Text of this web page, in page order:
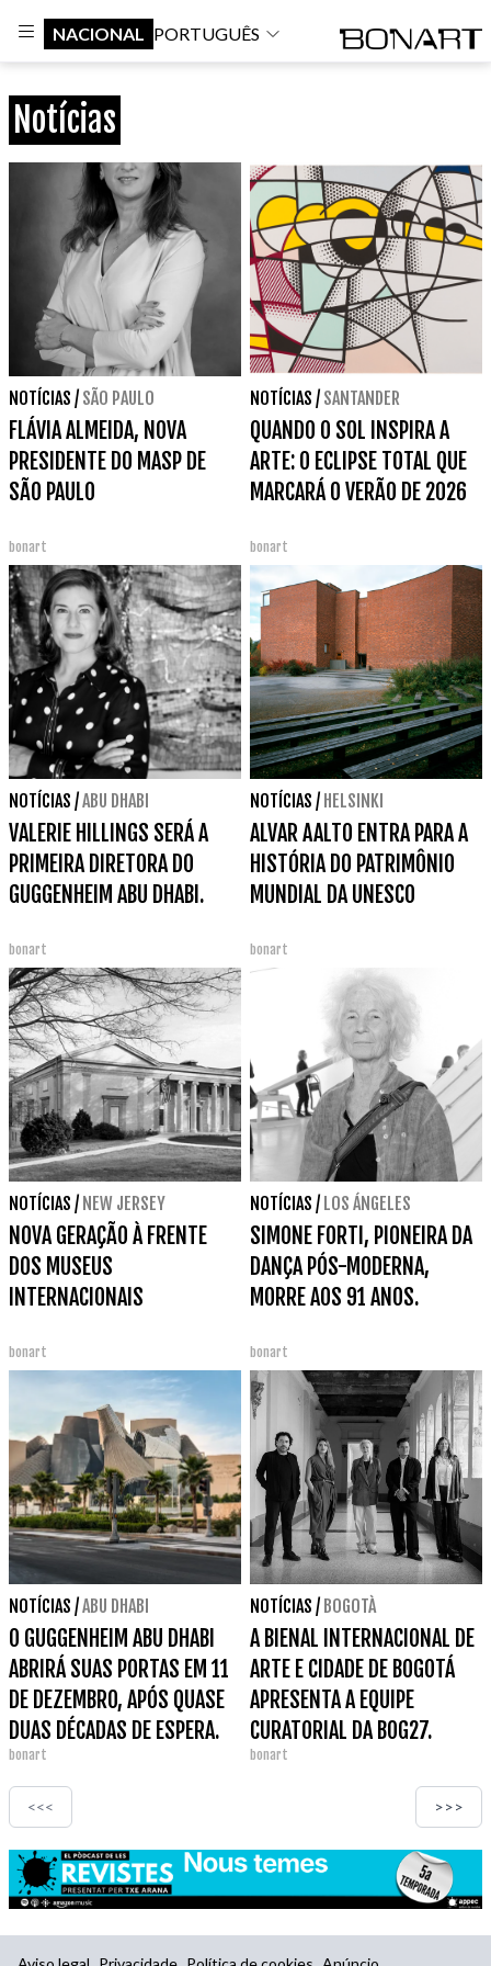
NACIONAL PORTUGUÊS
Notícias
NOTÍCIAS / SÃO PAULO
FLÁVIA ALMEIDA, NOVA
PRESIDENTE DO MASP DE
SÃO PAULO
bonart
NOTÍCIAS / SANTANDER
QUANDO O SOL INSPIRA A
ARTE: O ECLIPSE TOTAL QUE
MARCARÁ O VERÃO DE 2026
bonart
NOTÍCIAS /ABU DHABI
VALERIE HILLINGS SERÁ A
PRIMEIRA DIRETORA DO
GUGGENHEIM ABU DHABI.
bonart
NOTÍCIAS / HELSINKI
ALVAR AALTO ENTRA PARA A
HISTÓRIA DO PATRIMÔNIO
MUNDIAL DA UNESCO
bonart
NOTÍCIAS / NEW JERSEY
NOVA GERAÇÃO À FRENTE
DOS MUSEUS
INTERNACIONAIS
bonart
NOTÍCIAS / LOS ÁNGELES
SIMONE FORTI, PIONEIRA DA
DANÇA PÓS-MODERNA,
MORRE AOS 91 ANOS.
bonart
NOTÍCIAS /ABU DHABI
O GUGGENHEIM ABU DHABI
ABRIRÁ SUAS PORTAS EM 11
DE DEZEMBRO, APÓS QUASE
DUAS DÉCADAS DE ESPERA.
bonart
NOTÍCIAS / BOGOTÀ
A BIENAL INTERNACIONAL DE
ARTE E CIDADE DE BOGOTÁ
APRESENTA A EQUIPE
CURATORIAL DA BOG27.
bonart
<<< >>>